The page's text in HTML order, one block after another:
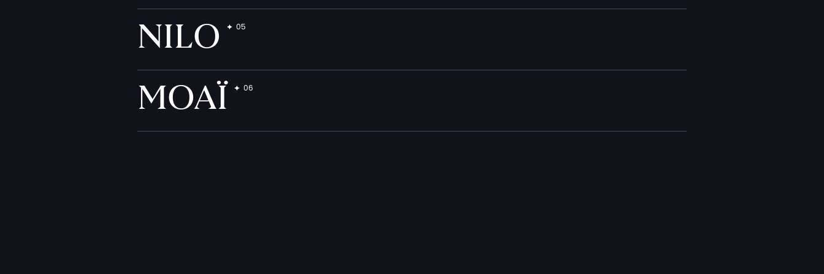
NILO
MOAÏ